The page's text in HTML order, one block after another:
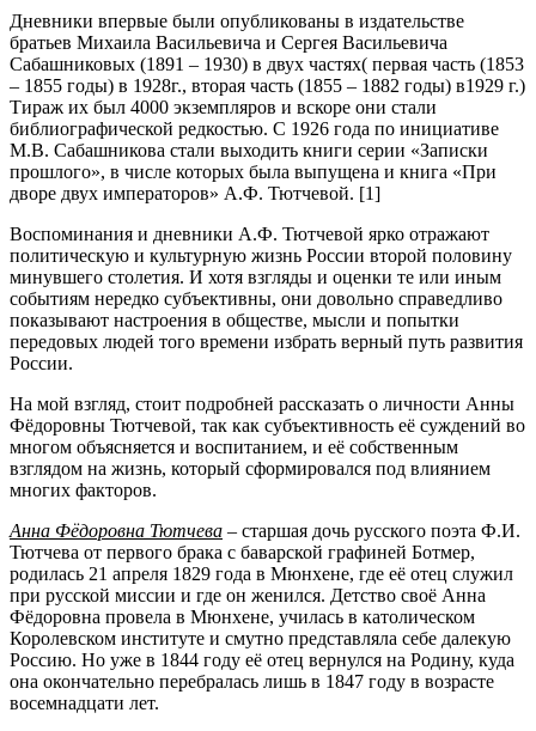
Дневники впервые были опубликованы в издательстве
братьев Михаила Васильевича и Сергея Васильевича
Сабашниковых (1891 – 1930) в двух частях( первая часть (1853
– 1855 годы) в 1928г., вторая часть (1855 – 1882 годы) в1929 г.)
Тираж их был 4000 экземпляров и вскоре они стали
библиографической редкостью. С 1926 года по инициативе
М.В. Сабашникова стали выходить книги серии «Записки
прошлого», в числе которых была выпущена и книга «При
дворе двух императоров» А.Ф. Тютчевой. [1]
Воспоминания и дневники А.Ф. Тютчевой ярко отражают
политическую и культурную жизнь России второй половину
минувшего столетия. И хотя взгляды и оценки те или иным
событиям нередко субъективны, они довольно справедливо
показывают настроения в обществе, мысли и попытки
передовых людей того времени избрать верный путь развития
России.
На мой взгляд, стоит подробней рассказать о личности Анны
Фёдоровны Тютчевой, так как субъективность её суждений во
многом объясняется и воспитанием, и её собственным
взглядом на жизнь, который сформировался под влиянием
многих факторов.
Анна Фёдоровна Тютчева – старшая дочь русского поэта Ф.И.
Тютчева от первого брака с баварской графиней Ботмер,
родилась 21 апреля 1829 года в Мюнхене, где её отец служил
при русской миссии и где он женился. Детство своё Анна
Фёдоровна провела в Мюнхене, училась в католическом
Королевском институте и смутно представляла себе далекую
Россию. Но уже в 1844 году её отец вернулся на Родину, куда
она окончательно перебралась лишь в 1847 году в возрасте
восемнадцати лет.